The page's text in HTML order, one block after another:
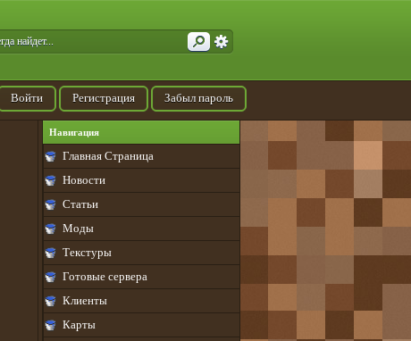
Войти Регистрация Забыл пароль
Навигация
Главная Страница
Новости
Статьи
Моды
Текстуры
Готовые сервера
Клиенты
Карты